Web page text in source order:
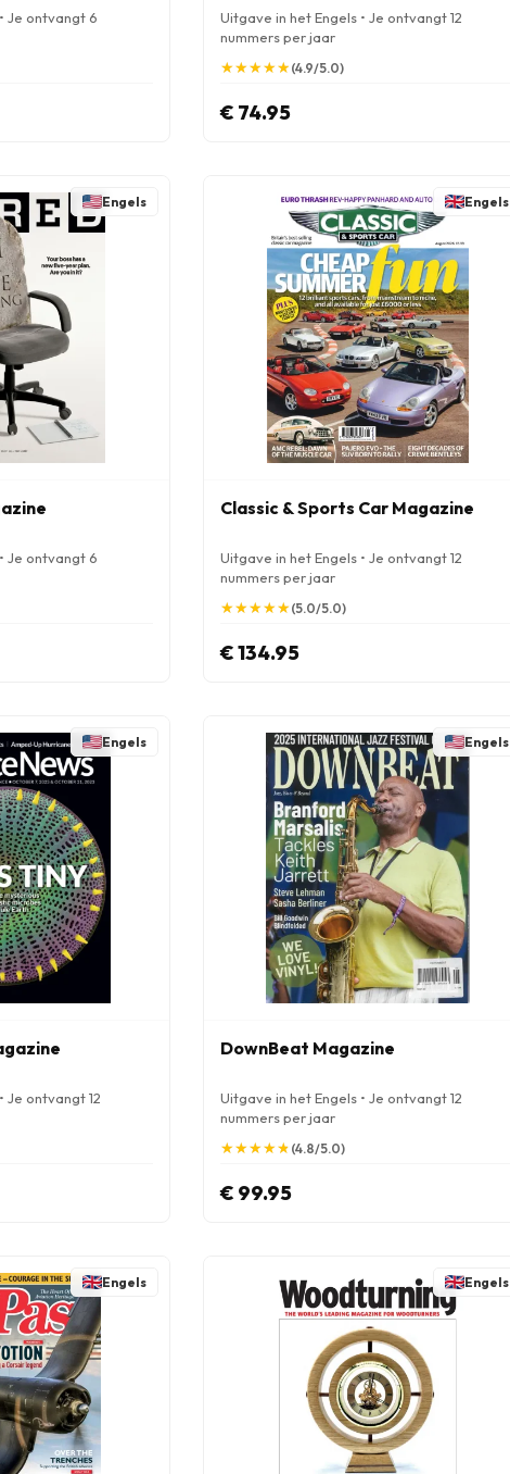
Je ontvangt 6
Uitgave in het Engels • Je ontvangt 12
nummers per jaar
★
★★
★★
★★
★★
★ (4.9/5.0)
€ 74.95
Engels
Je ontvangt 6
Engels
Classic & Sports Car Magazine
Uitgave in het Engels • Je ontvangt 12
nummers per jaar
★
★★
★★
★★
★★
★(5.0/5.0)
€ 134.95
Engels
Je ontvangt 12
Engels
DownBeat Magazine
Uitgave in het Engels • Je ontvangt 12
nummers per jaar
★
★★
★★
★★
★★
★ (4.8/5.0)
€ 99.95
Engels Engels